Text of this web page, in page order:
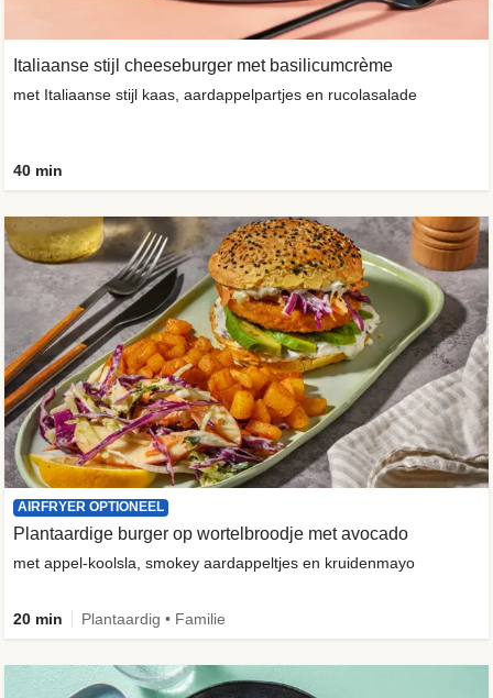
Italiaanse stijl cheeseburger met basilicumcrème
met Italiaanse stijl kaas, aardappelpartjes en rucolasalade
40 min
AIRFRYER OPTIONEEL
Plantaardige burger op wortelbroodje met avocado
met appel-koolsla, smokey aardappeltjes en kruidenmayo
20 min Plantaardig • Familie